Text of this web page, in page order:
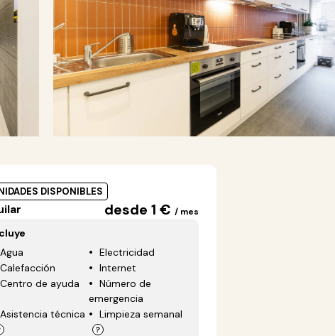
DISPONIBLES
desde 1 € / mes
Agua
Electricidad
Calefacción
Internet
Centro de ayuda
Número de
emergencia
Asistencia técnica
Limpieza semanal